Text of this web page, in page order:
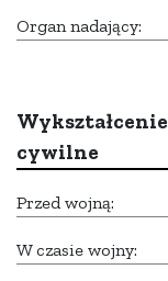
Organ nadający:
Wykształcenie
cywilne
Przed wojną:
W czasie wojny: